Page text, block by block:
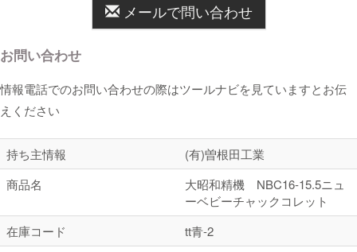
メールで問い合わせ
お問い合わせ
情報電話でのお問い合わせの際はツールナビを見ていますとお伝
えください
持ち主情報
(有)曽根田工業
商品名
大昭和精機 NBC16-15.5ニュ
ーベビーチャックコレット
在庫コード
tt青-2